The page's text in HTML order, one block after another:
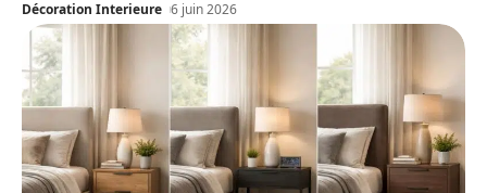
Décoration Interieure 6 juin 2026